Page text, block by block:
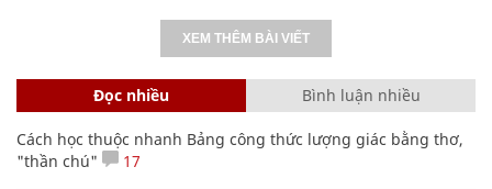
XEM THÊM BÀI VIẾT
Đọc nhiều Bình luận nhiều
Cách học thuộc nhanh Bảng công thức lượng giác bằng thơ,
"thần chú"
17